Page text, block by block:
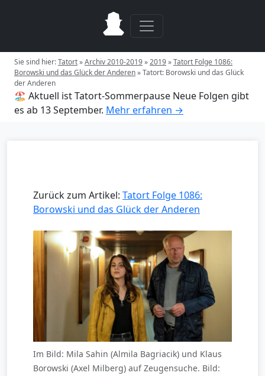
Sie sind hier:Tatort»Archiv 2010-2019»2019»Tatort Folge 1086:
Borowski und das Glück der Anderen»Tatort: Borowski und das Glück
der Anderen
🏖️ Aktuell ist Tatort-Sommerpause Neue Folgen gibt
es ab 13 September. Mehr erfahren →
Zurück zum Artikel: Tatort Folge 1086:
Borowski und das Glück der Anderen
Im Bild: Mila Sahin (Almila Bagriacik) und Klaus
Borowski (Axel Milberg) auf Zeugensuche. Bild: